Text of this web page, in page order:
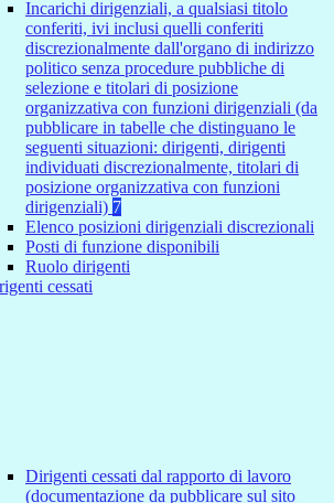
Incarichi dirigenziali, a qualsiasi titolo
conferiti, ivi inclusi quelli conferiti
discrezionalmente dall'organo di indirizzo
politico senza procedure pubbliche di
selezione e titolari di posizione
organizzativa con funzioni dirigenziali (da
pubblicare in tabelle che distinguano le
seguenti situazioni: dirigenti, dirigenti
individuati discrezionalmente, titolari di
posizione organizzativa con funzioni
dirigenziali) 7
Elenco posizioni dirigenziali discrezionali
Posti di funzione disponibili
Ruolo dirigenti
cessati
Dirigenti cessati dal rapporto di lavoro
(documentazione da pubblicare sul sito